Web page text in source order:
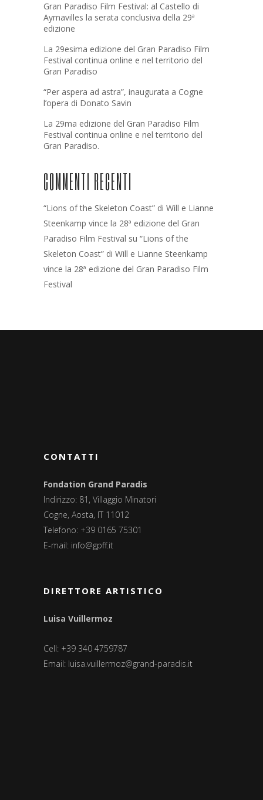
Gran Paradiso Film Festival: al Castello di
Aymavilles la serata conclusiva della 29ª
edizione
La 29esima edizione del Gran Paradiso Film
Festival continua online e nel territorio del
Gran Paradiso
“Per aspera ad astra”, inaugurata a Cogne
l’opera di Donato Savin
La 29ma edizione del Gran Paradiso Film
Festival continua online e nel territorio del
Gran Paradiso.
COMMENTI RECENTI
“Lions of the Skeleton Coast” di Will e Lianne
Steenkamp vince la 28ª edizione del Gran
Paradiso Film Festival su “Lions of the
Skeleton Coast” di Will e Lianne Steenkamp
vince la 28ª edizione del Gran Paradiso Film
Festival
CONTATTI
Fondation Grand Paradis
Indirizzo: 81, Villaggio Minatori
Cogne, Aosta, IT 11012
Telefono: +39 0165 75301
E-mail: info@gpff.it
DIRETTORE ARTISTICO
Luisa Vuillermoz
Cell: +39 340 4759787
Email: luisa.vuillermoz@grand-paradis.it